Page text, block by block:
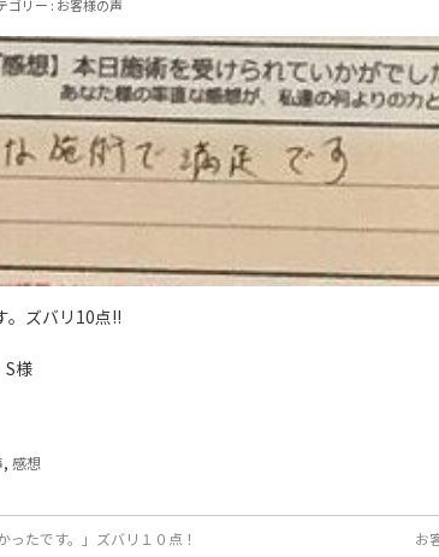
ゴリー : お客様の声
。ズバリ10点!!
S様
, 感想
ったです。」ズバリ１０点！
お